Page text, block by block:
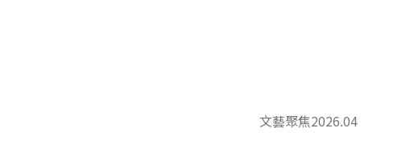
文藝聚焦2026.04